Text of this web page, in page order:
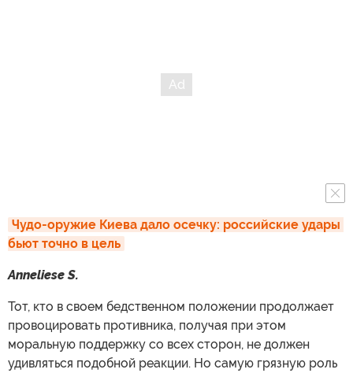
Чудо-оружие Киева дало осечку: российские удары
бьют точно в цель
Anneliese S.
Тот, кто в своем бедственном положении продолжает
провоцировать противника, получая при этом
моральную поддержку со всех сторон, не должен
удивляться подобной реакции. Но самую грязную роль